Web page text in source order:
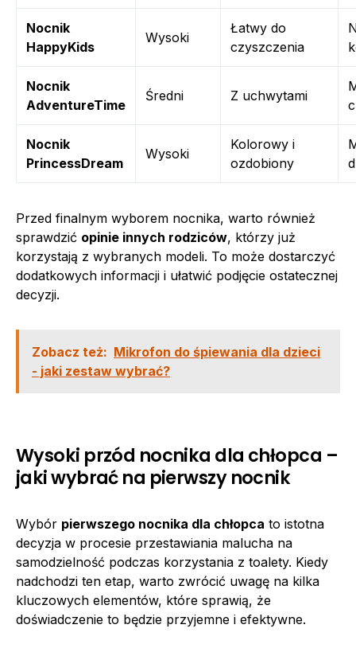
Nocnik
HappyKids
Wysoki
Łatwy do
czyszczenia
Nocnik
AdventureTime
Średni Z uchwytami
Nocnik
PrincessDream
Wysoki
Kolorowy i
ozdobiony
Przed finalnym wyborem nocnika, warto również
sprawdzić opinie innych rodziców, którzy już
korzystają z wybranych modeli. To może dostarczyć
dodatkowych informacji i ułatwić podjęcie ostatecznej
decyzji.
Zobacz też: Mikrofon do śpiewania dla dzieci
- jaki zestaw wybrać?
Wysoki przód nocnika dla chłopca –
jaki wybrać na pierwszy nocnik
Wybór pierwszego nocnika dla chłopca to istotna
decyzja w procesie przestawiania malucha na
samodzielność podczas korzystania z toalety. Kiedy
nadchodzi ten etap, warto zwrócić uwagę na kilka
kluczowych elementów, które sprawią, że
doświadczenie to będzie przyjemne i efektywne.